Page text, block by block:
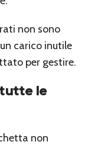
non sono
carico inutile
per gestire.
le
non